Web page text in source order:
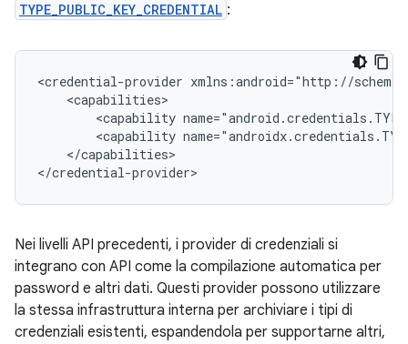
TYPE_PUBLIC_KEY_CREDENTIAL :
<credential-provider
<capability
<capability
</capabilities>
Nei livelli API precedenti, i provider di credenziali si
integrano con API come la compilazione automatica per
password e altri dati. Questi provider possono utilizzare
la stessa infrastruttura interna per archiviare i tipi di
credenziali esistenti, espandendola per supportarne altri,